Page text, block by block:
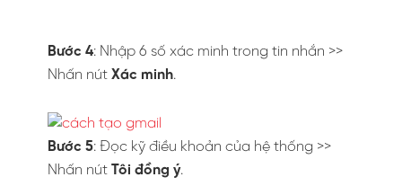
Bước 4: Nhập 6 số xác minh trong tin nhắn >>
Nhấn nút Xác minh.
Bước 5: Đọc kỹ điều khoản của hệ thống >>
Nhấn nút Tôi đồng ý.